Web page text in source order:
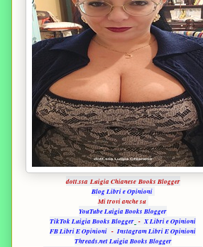
dott.ssa Luigia Chianese Books Blogger
Blog Libri e Opinioni
Mi trovi anche su
YouTube Luigia Books Blogger
TikTok Luigia Books Blogger - X Libri e Opinioni
FB Libri E Opinioni - Instagram Libri E Opinioni
Threads.net Luigia Books Blogger